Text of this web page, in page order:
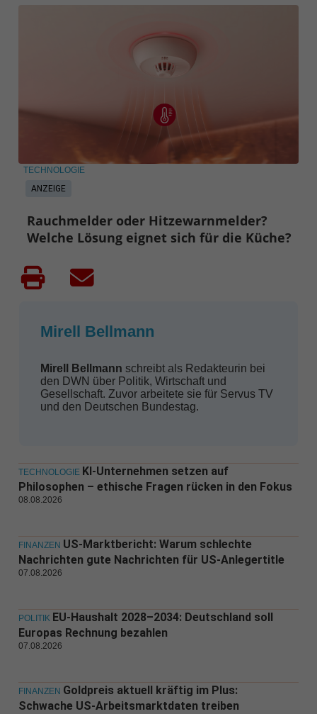
ANZEIGE
TECHNOLOGIE
Rauchmelder oder Hitzewarnmelder?
Welche Lösung eignet sich für die Küche?
Mirell Bellmann
Mirell Bellmann schreibt als Redakteurin bei
den DWN über Politik, Wirtschaft und
Gesellschaft. Zuvor arbeitete sie für Servus TV
und den Deutschen Bundestag.
TECHNOLOGIE KI-Unternehmen setzen auf
Philosophen – ethische Fragen rücken in den Fokus
08.08.2026
FINANZEN US-Marktbericht: Warum schlechte
Nachrichten gute Nachrichten für US-Anlegertitle
07.08.2026
POLITIK EU-Haushalt 2028–2034: Deutschland soll
Europas Rechnung bezahlen
07.08.2026
FINANZEN Goldpreis aktuell kräftig im Plus:
Schwache US-Arbeitsmarktdaten treiben